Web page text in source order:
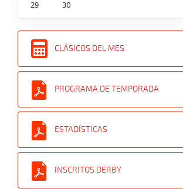
29 30
CLÁSICOS DEL MES
PROGRAMA DE TEMPORADA
ESTADÍSTICAS
INSCRITOS DERBY